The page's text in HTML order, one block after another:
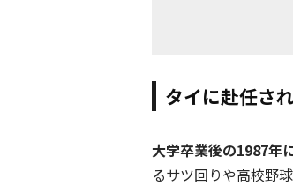
タイに赴任さ
大学卒業後の1987年
るサツ回りや高校野